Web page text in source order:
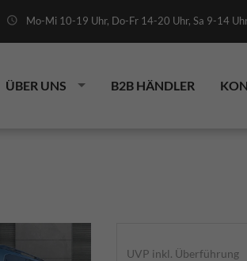
Mo-Mi 10-19 Uhr, Do-Fr 14-20 Uhr, Sa 9-14
ÜBER UNS B2B HÄNDLER
UVP inkl. Überführung